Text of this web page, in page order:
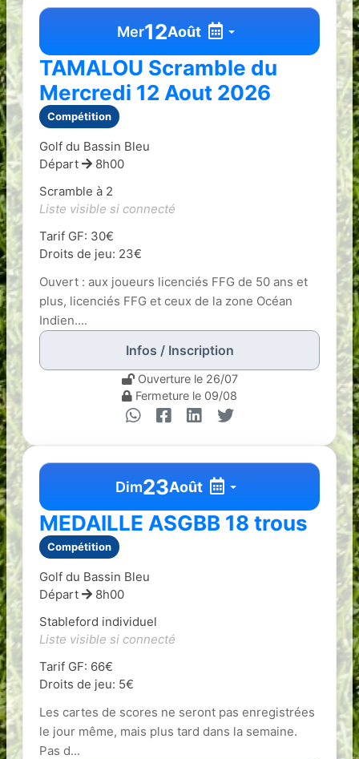
Mer12Août
TAMALOU Scramble du
Mercredi 12 Aout 2026
Compétition
Golf du Bassin Bleu
Départ
8h00
Scramble à 2
Liste visible si connecté
Tarif GF: 30€
Droits de jeu: 23€
Ouvert : aux joueurs licenciés FFG de 50 ans et
plus, licenciés FFG et ceux de la zone Océan
Indien....
Infos / Inscription
Ouverture le 26/07
Fermeture le 09/08
Dim23Août
MEDAILLE ASGBB 18 trous
Compétition
Golf du Bassin Bleu
Départ
8h00
Stableford individuel
Liste visible si connecté
Tarif GF: 66€
Droits de jeu: 5€
Les cartes de scores ne seront pas enregistrées
le jour même, mais plus tard dans la semaine.
Pas d...